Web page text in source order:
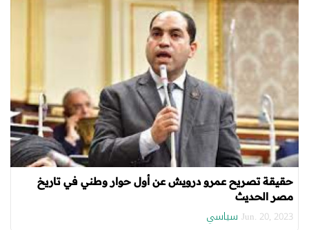
حقيقة تصريح عمرو درويش عن أول حوار وطني في تاريخ
مصر الحديث
Jun. 20, 2023 سياسي